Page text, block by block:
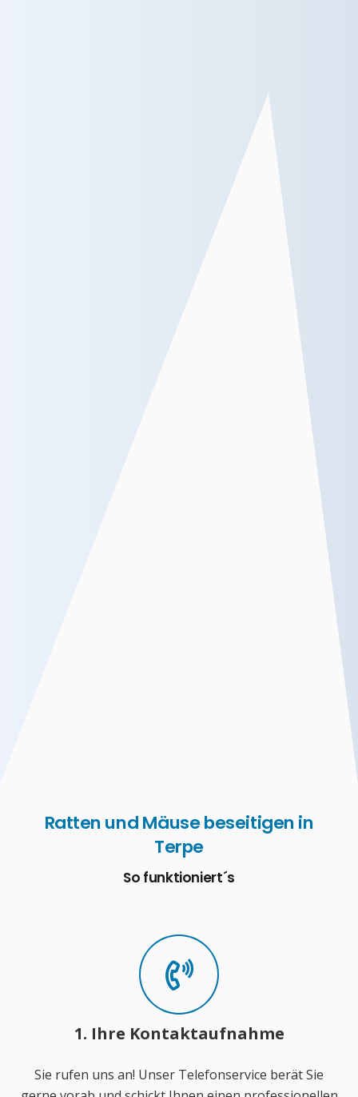
Ratten und Mäuse beseitigen in
Terpe
So funktioniert´s
1. Ihre Kontaktaufnahme
Sie rufen uns an! Unser Telefonservice berät Sie